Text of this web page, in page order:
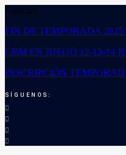
Noticias:
FIN DE TEMPORADA
CBM EN JUEGO 12-13-14
INSCRIPCIÓN
SÍGUENOS: